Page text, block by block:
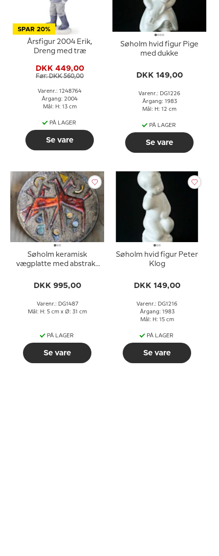
SPAR 20%
Årsfigur 2004 Erik,
Dreng med træ
DKK 449,00
Før: DKK 560,00
Varenr.: 1248764
Årgang: 2004
Mål: H: 13 cm
PÅ LAGER
Se vare
Søholm hvid figur Pige
med dukke
DKK 149,00
Varenr.: DG1226
Årgang: 1983
Mål: H: 12 cm
PÅ LAGER
Se vare
Søholm keramisk
vægplatte med abstrakt
DKK 995,00
Varenr.: DG1487
Mål: H: 5 cm x Ø: 31 cm
PÅ LAGER
Se vare
Søholm hvid figur Peter
Klog
DKK 149,00
Varenr.: DG1216
Årgang: 1983
Mål: H: 15 cm
PÅ LAGER
Se vare